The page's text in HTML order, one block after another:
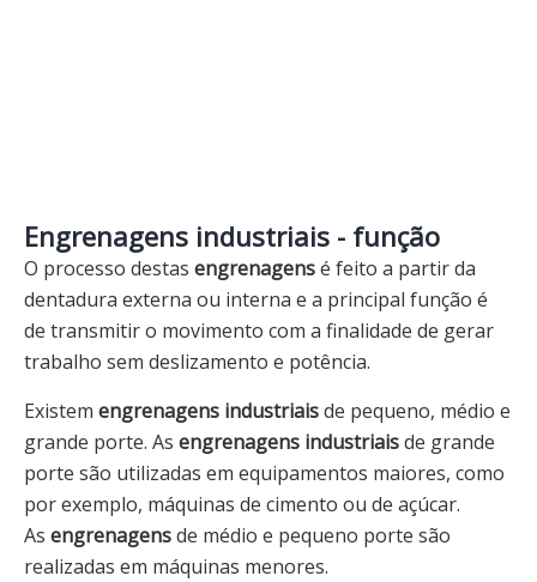
Engrenagens industriais - função
O processo destas engrenagensé feito a partir da
dentadura externa ou interna e a principal função é
de transmitir o movimento com a finalidade de gerar
trabalho sem deslizamento e potência.
Existem engrenagens industriaisde pequeno, médio e
grande porte. As engrenagens industriaisde grande
porte são utilizadas em equipamentos maiores, como
por exemplo, máquinas de cimento ou de açúcar.
As engrenagensde médio e pequeno porte são
realizadas em máquinas menores.